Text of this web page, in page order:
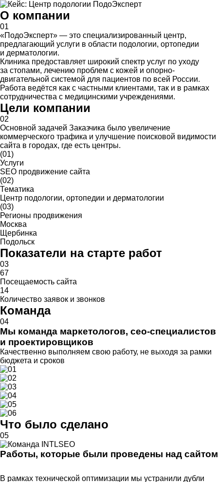
О компании
01
«ПодоЭксперт» — это специализированный центр,
предлагающий услуги в области подологии, ортопедии
и дерматологии.
Клиника предоставляет широкий спектр услуг по уходу
за стопами, лечению проблем с кожей и опорно-
двигательной системой для пациентов по всей России.
Работа ведётся как с частными клиентами, так и в рамках
сотрудничества с медицинскими учреждениями.
Цели компании
02
Основной задачей Заказчика было увеличение
коммерческого трафика и улучшение поисковой видимости
сайта в городах, где есть центры.
(01)
Услуги
SEO продвижение сайта
(02)
Тематика
Центр подологии, ортопедии и дерматологии
(03)
Регионы продвижения
Москва
Щербинка
Подольск
Показатели на старте работ
03
67
Посещаемость сайта
14
Количество заявок и звонков
Команда
04
Мы команда маркетологов, сео-специалистов
и проектировщиков
Качественно выполняем свою работу, не выходя за рамки
бюджета и сроков
Что было сделано
05
Работы, которые были проведены над сайтом
В рамках технической оптимизации мы устранили дубли